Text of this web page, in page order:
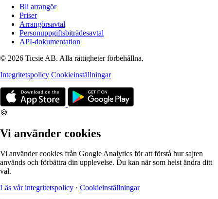
Bli arrangör
Priser
Arrangörsavtal
Personuppgiftsbiträdesavtal
API-dokumentation
© 2026 Ticsie AB. Alla rättigheter förbehållna.
Integritetspolicy Cookieinställningar
🍪
Vi använder cookies
Vi använder cookies från Google Analytics för att förstå hur sajten
används och förbättra din upplevelse. Du kan när som helst ändra ditt
val.
Läs vår integritetspolicy · Cookieinställningar